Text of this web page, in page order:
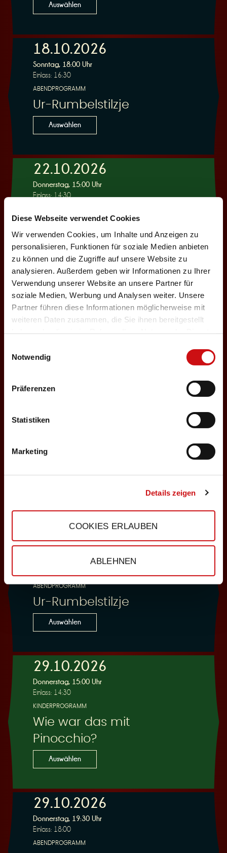
Diese Webseite verwendet Cookies
Wir verwenden Cookies, um Inhalte und Anzeigen zu
personalisieren, Funktionen für soziale Medien anbieten
zu können und die Zugriffe auf unsere Website zu
analysieren. Außerdem geben wir Informationen zu Ihrer
Verwendung unserer Website an unsere Partner für
soziale Medien, Werbung und Analysen weiter. Unsere
Partner führen diese Informationen möglicherweise mit
weiteren Daten zusammen, die Sie ihnen bereitgestellt
Notwendig
Präferenzen
Statistiken
Marketing
Details zeigen
COOKIES ERLAUBEN
ABLEHNEN
Auswählen
18.10.2026
Sonntag, 18:00 Uhr
Einlass: 16:30
ABENDPROGRAMM
Ur-Rumbelstilzje
Auswählen
22.10.2026
Donnerstag, 15:00 Uhr
Einlass: 14:30
Wie war das mit
Pinocchio?
Auswählen
22.10.2026
Donnerstag, 19:30 Uhr
Einlass: 18:00
Ur-Rumbelstilzje
25.10.2026
Einlass: 16:30
28.10.2026
Mittwoch, 19:30 Uhr
ABENDPROGRAMM
Ur-Rumbelstilzje
Auswählen
29.10.2026
Donnerstag, 15:00 Uhr
Einlass: 14:30
KINDERPROGRAMM
Wie war das mit
Pinocchio?
Auswählen
29.10.2026
Donnerstag, 19:30 Uhr
Einlass: 18:00
ABENDPROGRAMM